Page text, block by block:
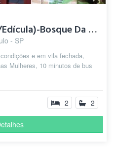
Suíte Individual (Vila/Edícula)-Bosque Da Saúde-5 min.Metrô
- SP
e em vila fechada,
Mulheres, 10 minutos de bus
2 2